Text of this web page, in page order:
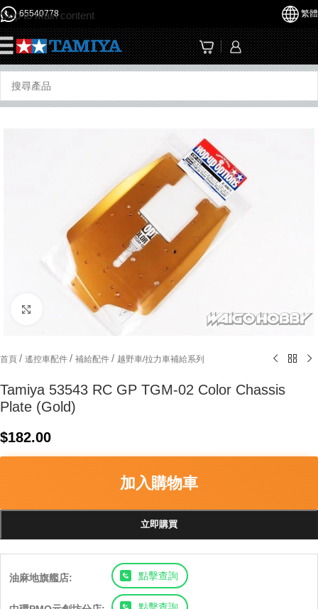
Skip to main content
65540778 繁體
Click to enlarge
首頁 / 遙控車配件 / 補給配件 / 越野車/拉力車補給系列
Tamiya 53543 RC GP TGM-02 Color Chassis
Plate (Gold)
$182.00
加入購物車
立即購買
油麻地旗艦店: 點擊查詢